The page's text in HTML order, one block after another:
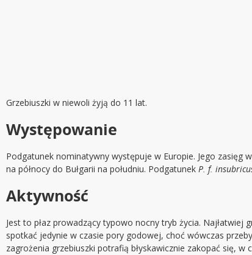
Grzebiuszki w niewoli żyją do 11 lat.
Występowanie
Podgatunek nominatywny występuje w Europie. Jego zasięg
na północy do Bułgarii na południu. Podgatunek P. f.
Aktywność
Jest to płaz prowadzący typowo nocny tryb życia. Najłatwiej
spotkać jedynie w czasie pory godowej, choć wówczas
zagrożenia grzebiuszki potrafią błyskawicznie zakopać się,